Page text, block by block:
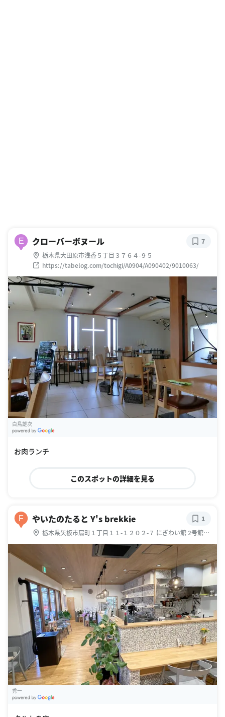
E クローバーボヌール
栃木県大田原市浅香５丁目３７６４-９５
https://tabelog.com/tochigi/A0904/A090402/9010063/
7
白鳥雄次
お肉ランチ
このスポットの詳細を見る
F やいたのたると Y's brekkie
栃木県矢板市扇町１丁目１１-１２０２-７ にぎわい館 2号館1
階 やいた
1
秀一